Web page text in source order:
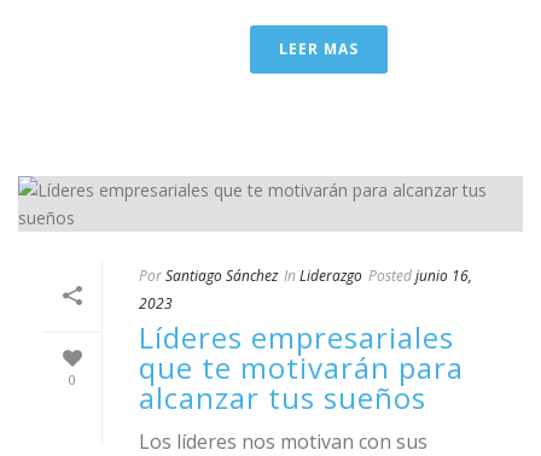
LEER MAS
0
PorSantiago Sánchez In Liderazgo Postedjunio 16,
2023
Líderes empresariales
que te motivarán para
alcanzar tus sueños
Los líderes nos motivan con sus